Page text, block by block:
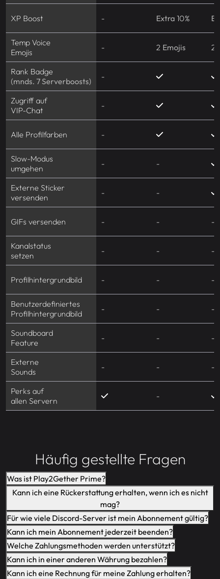
XP Boost - Extra 10%
Temp Voice
Emojis
- 2 Emojis 2
Rank Badge
(mnds. 7 Serverboosts)
-
Zugriff auf
VIP-Chat
-
Alle Profilfarben -
Slow-Modus
umgehen
- -
Externe Sticker
versenden
- -
GIFs versenden - - -
Kanalstatus
setzen
- - -
Profilhintergrundbild - - -
Benutzerdefiniertes
Profilhintergrundbild
- - -
Soundboard
Feature
- - -
Externe
Sounds
- - -
Perks auf
allen Servern
-
Häufig gestellte Fragen
Was ist Play2Gether Prime?
Kann ich eine Rückerstattung erhalten, wenn ich es nicht
mag?
Für wie viele Discord-Server ist mein Abonnement gültig?
Kann ich mein Abonnement jederzeit beenden?
Welche Zahlungsmethoden werden unterstützt?
Kann ich in einer anderen Währung bezahlen?
Kann ich eine Rechnung für meine Zahlung erhalten?